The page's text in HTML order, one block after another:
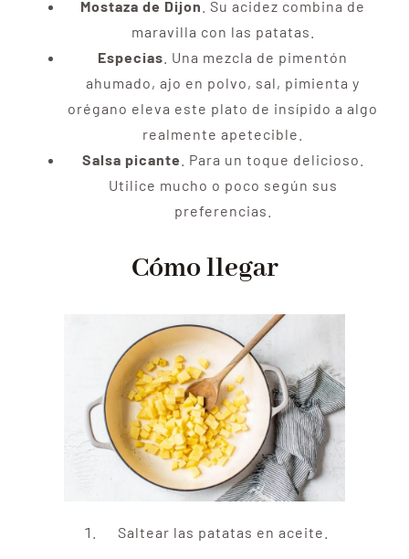
Mostaza de Dijon
. Su acidez combina de
maravilla con las patatas.
Especias . Una mezcla de pimentón
ahumado, ajo en polvo, sal, pimienta y
orégano eleva este plato de insípido a algo
realmente apetecible.
Salsa picante . Para un toque delicioso.
Utilice mucho o poco según sus
preferencias.
Cómo llegar
Saltear las patatas en aceite.